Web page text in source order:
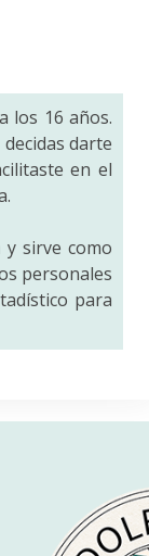
los 16 años.
darte
en el
y sirve como
personales
para